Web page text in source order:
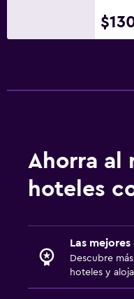
Ahorra al
hoteles
Las
Descubre
hoteles y